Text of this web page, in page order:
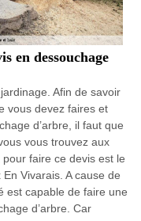
en dessouchage
Afin de savoir
vous devez faires et
d’arbre, il faut que
vous trouvez aux
faire ce devis est le
Vivarais. A cause de
est capable de faire une
d’arbre. Car